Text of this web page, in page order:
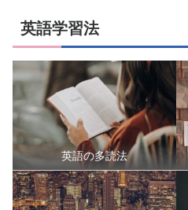
英語学習法
英語の多読法